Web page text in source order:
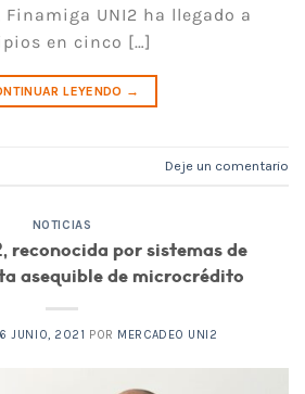
Finamiga UNI2 ha llegado a
en cinco […]
LEYENDO →
Deje un comentario
NOTICIAS
reconocida por sistemas de
asequible de microcrédito
JUNIO, 2021 POR MERCADEO UNI2